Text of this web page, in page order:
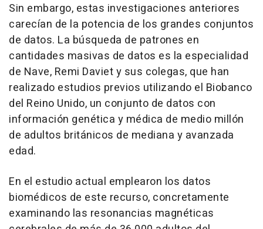
Sin embargo, estas investigaciones anteriores
carecían de la potencia de los grandes conjuntos
de datos. La búsqueda de patrones en
cantidades masivas de datos es la especialidad
de Nave, Remi Daviet y sus colegas, que han
realizado estudios previos utilizando el Biobanco
del Reino Unido, un conjunto de datos con
información genética y médica de medio millón
de adultos británicos de mediana y avanzada
edad.
En el estudio actual emplearon los datos
biomédicos de este recurso, concretamente
examinando las resonancias magnéticas